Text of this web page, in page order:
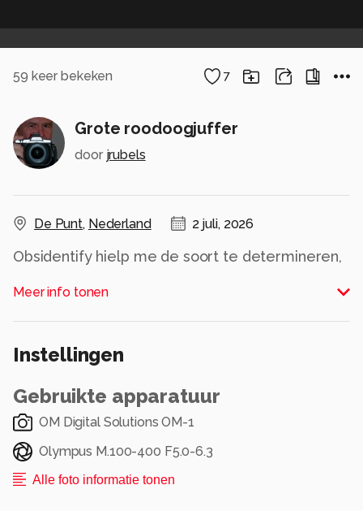
59 keer bekeken 7
Grote roodoogjuffer
door jrubels
De Punt, Nederland 2 juli, 2026
Obsidentify hielp me de soort te determineren,
geweest
Overigens, wat zou Lightroom doen als ik rode
Alle rechten voorbehouden
Meer info tonen
Instellingen
Gebruikte apparatuur
OM Digital Solutions OM-1
Olympus M.100-400 F5.0-6.3
Alle foto informatie tonen